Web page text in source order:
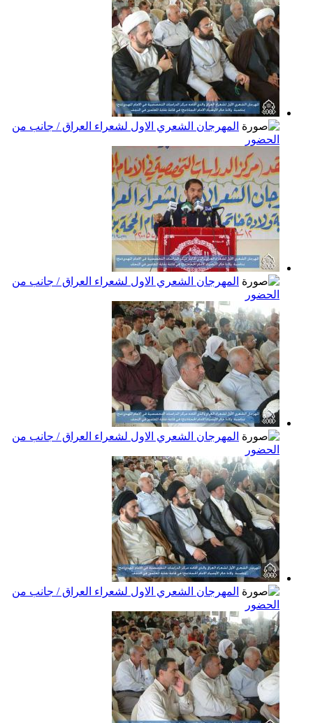
المهرجان الشعري الاول لشعراء العراق / جانب من
الحضور
المهرجان الشعري الاول لشعراء العراق / جانب من
الحضور
المهرجان الشعري الاول لشعراء العراق / جانب من
الحضور
المهرجان الشعري الاول لشعراء العراق / جانب من
الحضور